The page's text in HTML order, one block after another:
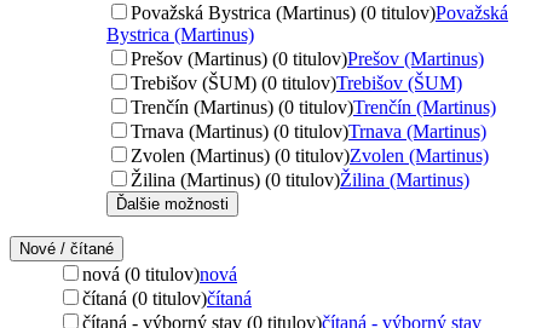
Považská Bystrica (Martinus) (0 titulov)Považská
Bystrica (Martinus)
Prešov (Martinus) (0 titulov)Prešov (Martinus)
Trebišov (ŠUM) (0 titulov)Trebišov (ŠUM)
Trenčín (Martinus) (0 titulov)Trenčín (Martinus)
Trnava (Martinus) (0 titulov)Trnava (Martinus)
Zvolen (Martinus) (0 titulov)Zvolen (Martinus)
Žilina (Martinus) (0 titulov)Žilina (Martinus)
Ďalšie možnosti
Nové / čítané
nová (0 titulov)nová
čítaná (0 titulov)čítaná
čítaná - výborný stav (0 titulov)čítaná - výborný stav